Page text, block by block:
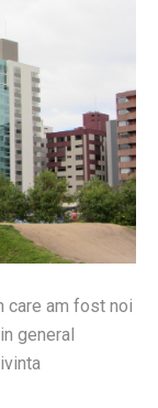
care am fost noi
general